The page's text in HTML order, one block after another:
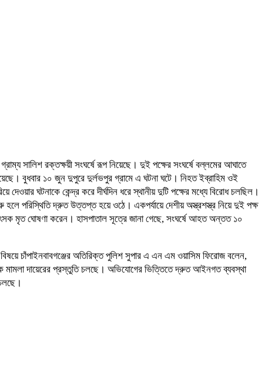
সালিশ রক্তক্ষয়ী সংঘর্ষে রূপ নিয়েছে। দুই পক্ষের সংঘর্ষে বল্লমের আঘাতে
বুধবার ১০ জুন দুপুরে দুর্লভপুর গ্রামে এ ঘটনা ঘটে। নিহত ইব্রাহিম ওই
ঘটনাকে কেন্দ্র করে দীর্ঘদিন ধরে স্থানীয় দুটি পক্ষের মধ্যে বিরোধ চলছিল।
পরিস্থিতি দ্রুত উত্তপ্ত হয়ে ওঠে। একপর্যায়ে দেশীয় অস্ত্রশস্ত্র নিয়ে দুই পক্ষ
মৃত ঘোষণা করেন। হাসপাতাল সূত্রে জানা গেছে, সংঘর্ষে আহত অন্তত ১০
চাঁপাইনবাবগঞ্জের অতিরিক্ত পুলিশ সুপার এ এন এম ওয়াসিম ফিরোজ বলেন,
মামলা দায়েরের প্রস্তুতি চলছে। অভিযোগের ভিত্তিতে দ্রুত আইনগত ব্যবস্থা